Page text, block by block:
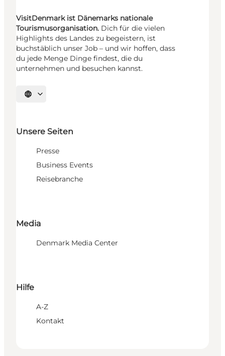
VisitDenmark ist Dänemarks nationale
Tourismusorganisation. Dich für die vielen
Highlights des Landes zu begeistern, ist
buchstäblich unser Job – und wir hoffen, dass
du jede Menge Dinge findest, die du
unternehmen und besuchen kannst.
Sprache auswählen
Unsere Seiten
Presse
Business Events
Reisebranche
Media
Denmark Media Center
Hilfe
A-Z
Kontakt